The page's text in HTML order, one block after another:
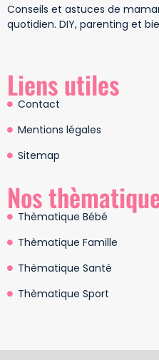
Conseils et astuces de
quotidien. DIY, parenting et
Liens utiles
Contact
Mentions légales
Sitemap
Nos
Thèmatique Bébé
Thèmatique Famille
Thèmatique Santé
Thèmatique Sport